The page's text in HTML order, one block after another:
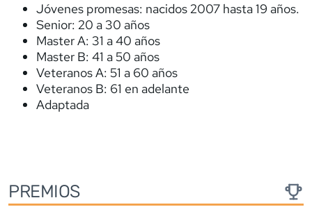
Jóvenes promesas: nacidos 2007 hasta 19 años.
Senior: 20 a 30 años
Master A: 31 a 40 años
Master B: 41 a 50 años
Veteranos A: 51 a 60 años
Veteranos B: 61 en adelante
Adaptada
PREMIOS